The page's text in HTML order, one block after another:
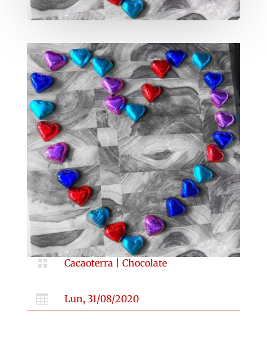
 Cacaoterra Chocolate
 Lun, 31/08/2020